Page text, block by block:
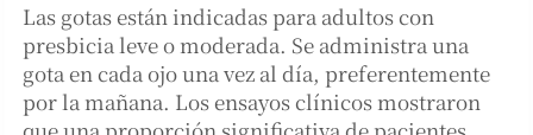
Las gotas están indicadas para adultos con
presbicia leve o moderada. Se administra una
gota en cada ojo una vez al día, preferentemente
por la mañana. Los ensayos clínicos mostraron